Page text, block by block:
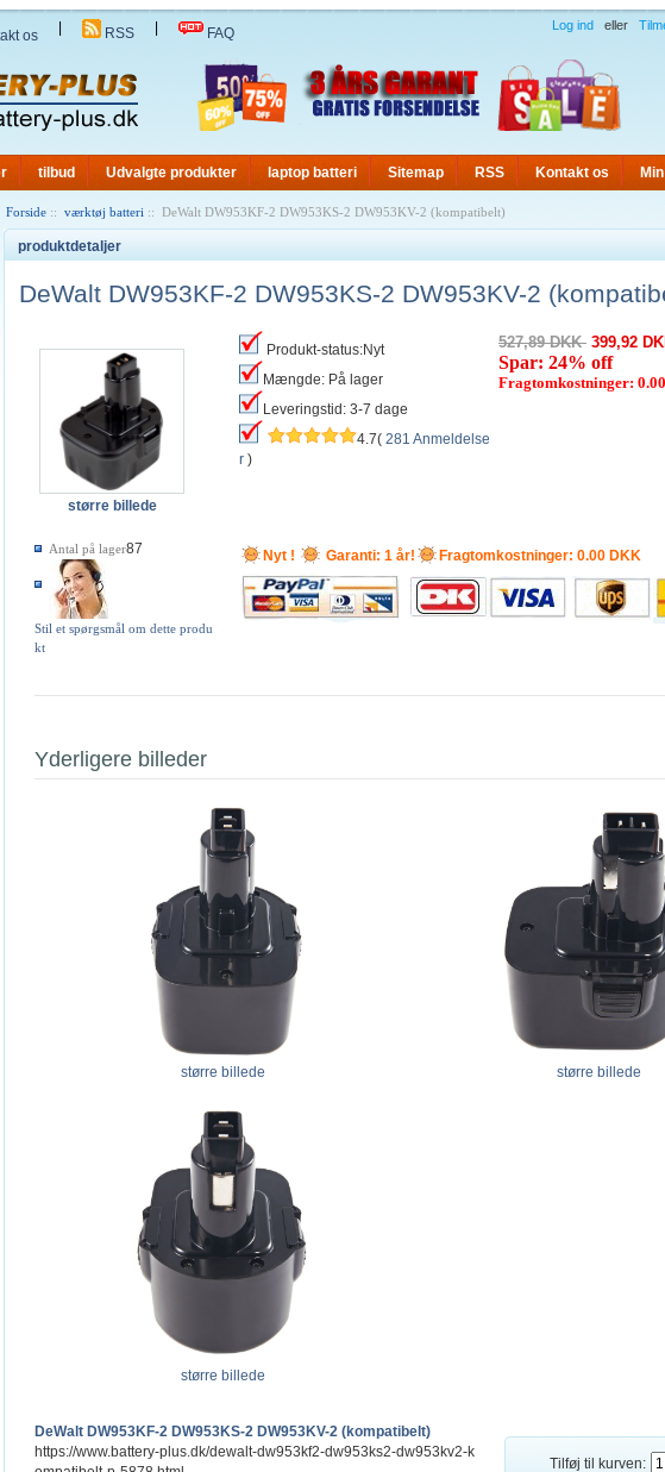
os RSS FAQ Log ind eller
tilbud Udvalgte produkter laptop batteri Sitemap RSS Kontakt os
Forside :: værktøj batteri :: DeWalt DW953KF-2 DW953KS-2 DW953KV-2 (kompatibelt)
produktdetaljer
DeWalt DW953KF-2 DW953KS-2 DW953KV-2
større billede
Antal på lager87
Stil et spørgsmål om dette produ
kt
Produkt-status:Nyt
Mængde: På lager
Leveringstid: 3-7 dage
4.7( 281 Anmeldelse
r )
527,89 DKK 399,92
Spar: 24% off
Fragtomkostninger:
Nyt ! Garanti: 1 år! Fragtomkostninger: 0.00 DKK
Yderligere billeder
større billede større billede
større billede
Tilføj til kurven:
DeWalt DW953KF-2 DW953KS-2 DW953KV-2 (kompatibelt)
https://www.battery-plus.dk/dewalt-dw953kf2-dw953ks2-dw953kv2-k